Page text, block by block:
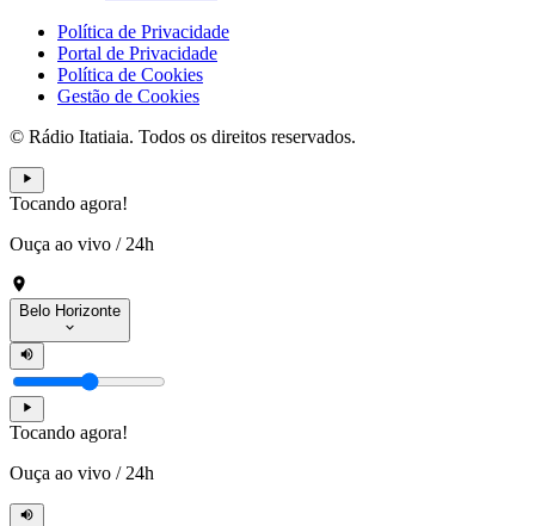
Política de Privacidade
Portal de Privacidade
Política de Cookies
Gestão de Cookies
© Rádio Itatiaia. Todos os direitos reservados.
Tocando agora!
Ouça ao vivo / 24h
Belo Horizonte
Tocando agora!
Ouça ao vivo / 24h